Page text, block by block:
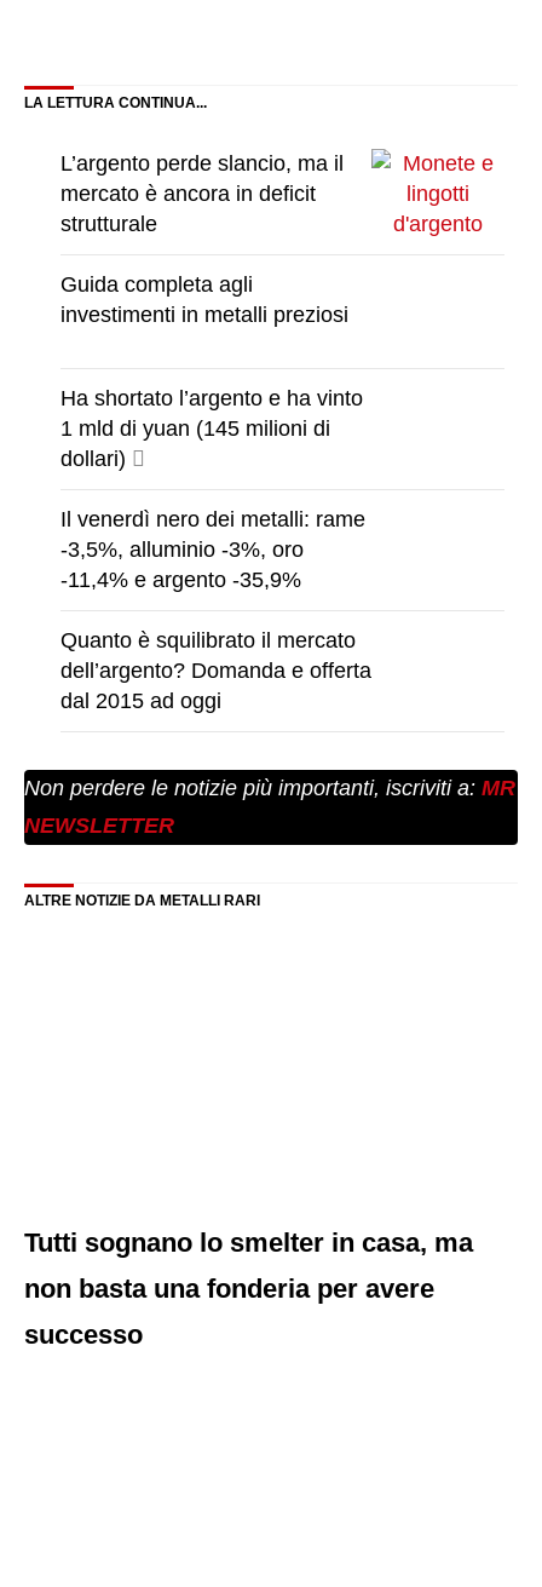
(Twitter)
Bluesky
LA LETTURA CONTINUA...
L’argento perde slancio, ma il
mercato è ancora in deficit
strutturale
Guida completa agli
investimenti in metalli preziosi
Ha shortato l’argento e ha vinto
1 mld di yuan (145 milioni di
dollari)
Il venerdì nero dei metalli: rame
-3,5%, alluminio -3%, oro
-11,4% e argento -35,9%
Quanto è squilibrato il mercato
dell’argento? Domanda e offerta
dal 2015 ad oggi
Non perdere le notizie più importanti, iscriviti a: MR
NEWSLETTER
ALTRE NOTIZIE DA METALLI RARI
Tutti sognano lo smelter in casa, ma
non basta una fonderia per avere
successo